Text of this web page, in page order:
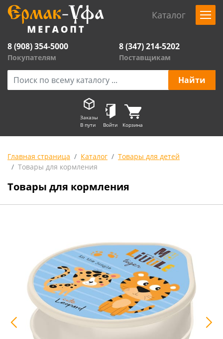
Каталог
8 (908) 354-5000
Покупателям
8 (347) 214-5202
Поставщикам
Заказы
В пути
Войти Корзина
Главная страница Каталог
Товары для детей
Товары для кормления
Товары для кормления